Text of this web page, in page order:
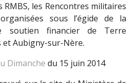
les Rencontres militaires
sous l’égide de la
soutien financier de Terre
Aubigny-sur-Nère.
Dimanche du 15 juin 2014